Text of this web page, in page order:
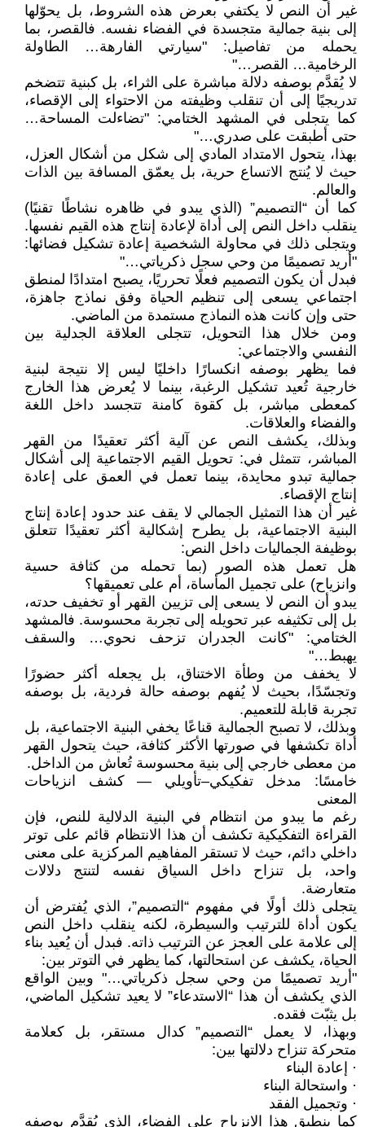
غير أن النص لا يكتفي بعرض هذه الشروط، بل يحوّلها
إلى بنية جمالية متجسدة في الفضاء نفسه. فالقصر، بما
يحمله من تفاصيل: "سيارتي الفارهة… الطاولة
الرخامية… القصر…"
لا يُقدَّم بوصفه دلالة مباشرة على الثراء، بل كبنية تتضخم
تدريجيًا إلى أن تنقلب وظيفته من الاحتواء إلى الإقصاء،
كما يتجلى في المشهد الختامي: "تضاءلت المساحة…
حتى أطبقت على صدري…"
بهذا، يتحول الامتداد المادي إلى شكل من أشكال العزل،
حيث لا يُنتج الاتساع حرية، بل يعمّق المسافة بين الذات
والعالم.
كما أن “التصميم” (الذي يبدو في ظاهره نشاطًا تقنيًا)
ينقلب داخل النص إلى أداة لإعادة إنتاج هذه القيم نفسها.
ويتجلى ذلك في محاولة الشخصية إعادة تشكيل فضائها:
"أريد تصميمًا من وحي سجل ذكرياتي…"
فبدل أن يكون التصميم فعلًا تحرريًا، يصبح امتدادًا لمنطق
اجتماعي يسعى إلى تنظيم الحياة وفق نماذج جاهزة،
حتى وإن كانت هذه النماذج مستمدة من الماضي.
ومن خلال هذا التحويل، تتجلى العلاقة الجدلية بين
النفسي والاجتماعي:
فما يظهر بوصفه انكسارًا داخليًا ليس إلا نتيجة لبنية
خارجية تُعيد تشكيل الرغبة، بينما لا يُعرض هذا الخارج
كمعطى مباشر، بل كقوة كامنة تتجسد داخل اللغة
والفضاء والعلاقات.
وبذلك، يكشف النص عن آلية أكثر تعقيدًا من القهر
المباشر، تتمثل في: تحويل القيم الاجتماعية إلى أشكال
جمالية تبدو محايدة، بينما تعمل في العمق على إعادة
إنتاج الإقصاء.
غير أن هذا التمثيل الجمالي لا يقف عند حدود إعادة إنتاج
البنية الاجتماعية، بل يطرح إشكالية أكثر تعقيدًا تتعلق
بوظيفة الجماليات داخل النص:
هل تعمل هذه الصور (بما تحمله من كثافة حسية
وانزياح) على تجميل المأساة، أم على تعميقها؟
يبدو أن النص لا يسعى إلى تزيين القهر أو تخفيف حدته،
بل إلى تكثيفه عبر تحويله إلى تجربة محسوسة. فالمشهد
الختامي: "كانت الجدران تزحف نحوي… والسقف
يهبط…"
لا يخفف من وطأة الاختناق، بل يجعله أكثر حضورًا
وتجسّدًا، بحيث لا يُفهم بوصفه حالة فردية، بل بوصفه
تجربة قابلة للتعميم.
وبذلك، لا تصبح الجمالية قناعًا يخفي البنية الاجتماعية، بل
أداة تكشفها في صورتها الأكثر كثافة، حيث يتحول القهر
من معطى خارجي إلى بنية محسوسة تُعاش من الداخل.
خامسًا: مدخل تفكيكي–تأويلي — كشف انزياحات
المعنى
رغم ما يبدو من انتظام في البنية الدلالية للنص، فإن
القراءة التفكيكية تكشف أن هذا الانتظام قائم على توتر
داخلي دائم، حيث لا تستقر المفاهيم المركزية على معنى
واحد، بل تنزاح داخل السياق نفسه لتنتج دلالات
متعارضة.
يتجلى ذلك أولًا في مفهوم “التصميم”، الذي يُفترض أن
يكون أداة للترتيب والسيطرة، لكنه ينقلب داخل النص
إلى علامة على العجز عن الترتيب ذاته. فبدل أن يُعيد بناء
الحياة، يكشف عن استحالتها، كما يظهر في التوتر بين:
"أريد تصميمًا من وحي سجل ذكرياتي…" وبين الواقع
الذي يكشف أن هذا “الاستدعاء” لا يعيد تشكيل الماضي،
بل يثبّت فقده.
وبهذا، لا يعمل “التصميم” كدال مستقر، بل كعلامة
متحركة تنزاح دلالتها بين:
· إعادة البناء
· واستحالة البناء
· وتجميل الفقد
كما ينطبق هذا الانزياح على الفضاء، الذي يُقدَّم بوصفه